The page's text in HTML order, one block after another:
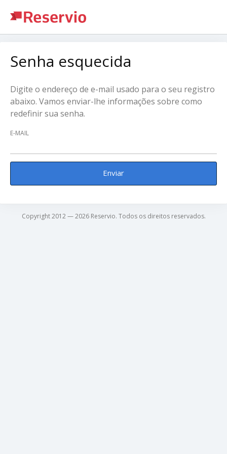
Senha esquecida
Digite o endereço de e-mail usado para o seu registro
abaixo. Vamos enviar-lhe informações sobre como
redefinir sua senha.
E-MAIL
Enviar
Copyright 2012 — 2026 Reservio. Todos os direitos reservados.